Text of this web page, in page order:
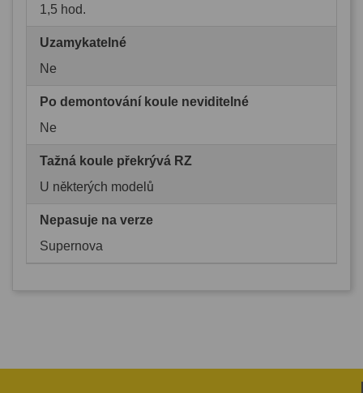
1,5 hod.
Uzamykatelné
Ne
Po demontování koule neviditelné
Ne
Tažná koule překrývá RZ
U některých modelů
Nepasuje na verze
Supernova